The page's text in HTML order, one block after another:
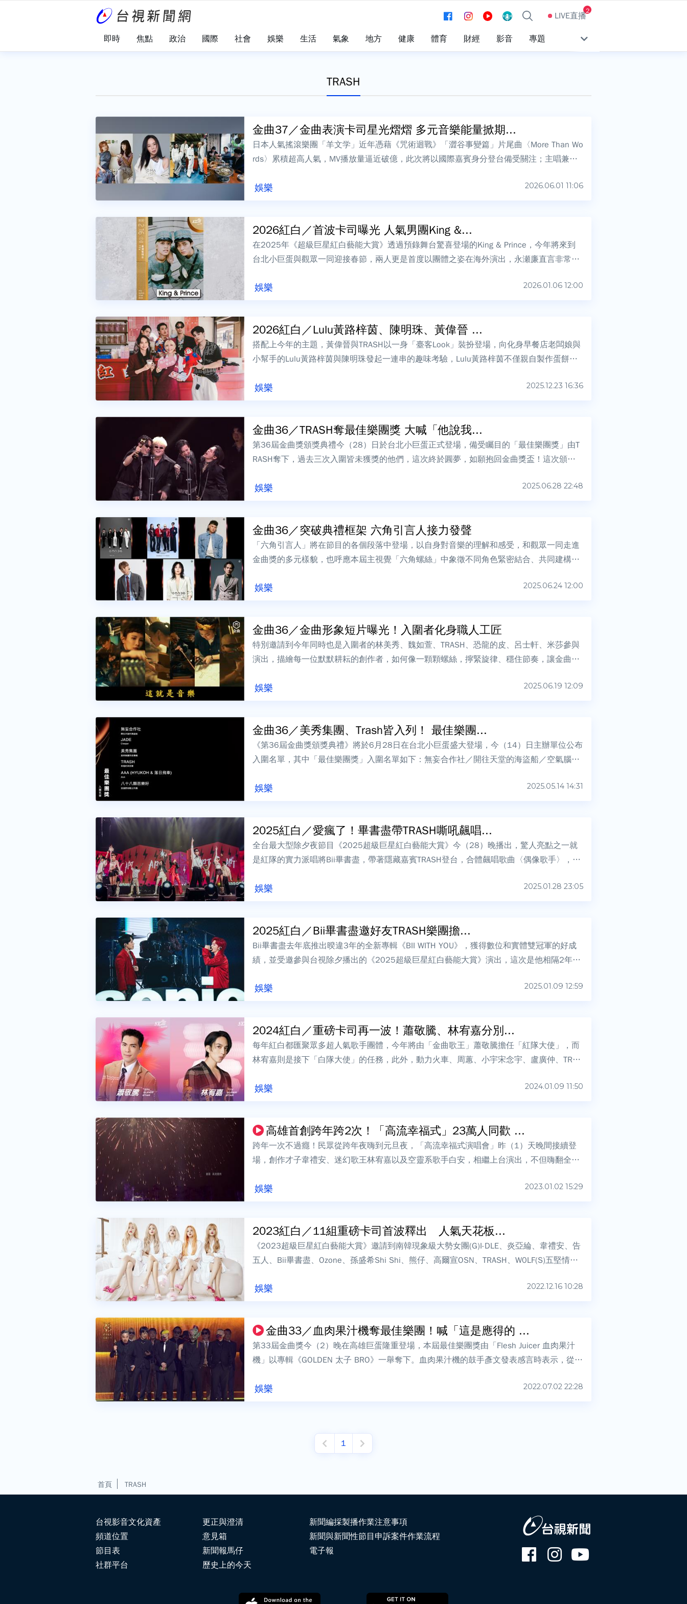
LIVE直播2
即時 焦點 政治 國際 社會 娛樂 生活 氣象 地方 健康 體育 財經 影音 專題
TRASH
娛樂
金曲37／金曲表演卡司星光熠熠 多元音樂能量掀期...
2026.06.01 11:06
日本人氣搖滾樂團「羊文学」近年憑藉《咒術迴戰》「澀谷事變篇」片尾曲〈More Than Wo
rds〉累積超高人氣，MV播放量逼近破億，此次將以國際嘉賓身分登台備受關注；主唱兼吉
娛樂
2026紅白／首波卡司曝光 人氣男團King &...
2026.01.06 12:00
在2025年《超級巨星紅白藝能大賞》透過預錄舞台驚喜登場的King & Prince，今年將來到
台北小巨蛋與觀眾一同迎接春節，兩人更是首度以團體之姿在海外演出，永瀬廉直言非常開
娛樂
2026紅白／Lulu黃路梓茵、陳明珠、黃偉晉 ...
2025.12.23 16:36
搭配上今年的主題，黃偉晉與TRASH以一身「臺客Look」裝扮登場，向化身早餐店老闆娘與
小幫手的Lulu黃路梓茵與陳明珠發起一連串的趣味考驗，Lulu黃路梓茵不僅親自製作蛋餅邀
娛樂
金曲36／TRASH奪最佳樂團獎 大喊「他說我...
2025.06.28 22:48
第36屆金曲獎頒獎典禮今（28）日於台北小巨蛋正式登場，備受矚目的「最佳樂團獎」由T
RASH奪下，過去三次入圍皆未獲獎的他們，這次終於圓夢，如願抱回金曲獎盃！這次頒獎
娛樂
金曲36／突破典禮框架 六角引言人接力發聲
2025.06.24 12:00
「六角引言人」將在節目的各個段落中登場，以自身對音樂的理解和感受，和觀眾一同走進
金曲獎的多元樣貌，也呼應本屆主視覺「六角螺絲」中象徵不同角色緊密結合、共同建構音
娛樂
金曲36／金曲形象短片曝光！入圍者化身職人工匠
2025.06.19 12:09
特別邀請到今年同時也是入圍者的林美秀、魏如萱、TRASH、恐龍的皮、呂士軒、米莎參與
演出，描繪每一位默默耕耘的創作者，如何像一顆顆螺絲，擰緊旋律、穩住節奏，讓金曲這
娛樂
金曲36／美秀集團、Trash皆入列！ 最佳樂團...
2025.05.14 14:31
《第36屆金曲獎頒獎典禮》將於6月28日在台北小巨蛋盛大登場，今（14）日主辦單位公布
入圍名單，其中「最佳樂團獎」入圍名單如下：無妄合作社／開往天堂的海盜船／空氣腦唱
娛樂
2025紅白／愛瘋了！畢書盡帶TRASH嘶吼飆唱...
2025.01.28 23:05
全台最大型除夕夜節目《2025超級巨星紅白藝能大賞》今（28）晚播出，驚人亮點之一就
是紅隊的實力派唱將Bii畢書盡，帶著隱藏嘉賓TRASH登台，合體飆唱歌曲〈偶像歌手〉，畢
娛樂
2025紅白／Bii畢書盡邀好友TRASH樂團擔...
2025.01.09 12:59
Bii畢書盡去年底推出暌違3年的全新專輯《BII WITH YOU》，獲得數位和實體雙冠軍的好成
績，並受邀參與台視除夕播出的《2025超級巨星紅白藝能大賞》演出，這次是他相隔2年再
娛樂
2024紅白／重磅卡司再一波！蕭敬騰、林宥嘉分別...
2024.01.09 11:50
每年紅白都匯聚眾多超人氣歌手團體，今年將由「金曲歌王」蕭敬騰擔任「紅隊大使」，而
林宥嘉則是接下「白隊大使」的任務，此外，動力火車、周蕙、小宇宋念宇、盧廣仲、TRAS
娛樂
高雄首創跨年跨2次！「高流幸福式」23萬人同歡 ...
2023.01.02 15:29
跨年一次不過癮！民眾從跨年夜嗨到元旦夜，「高流幸福式演唱會」昨（1）天晚間接續登
場，創作才子韋禮安、迷幻歌王林宥嘉以及空靈系歌手白安，相繼上台演出，不但嗨翻全
娛樂
2023紅白／11組重磅卡司首波釋出 人氣天花板...
2022.12.16 10:28
《2023超級巨星紅白藝能大賞》邀請到南韓現象級大勢女團(G)I-DLE、炎亞綸、韋禮安、告
五人、Bii畢書盡、Ozone、孫盛希Shi Shi、熊仔、高爾宣OSN、TRASH、W0LF(S)五堅情
娛樂
金曲33／血肉果汁機奪最佳樂團！喊「這是應得的 ...
2022.07.02 22:28
第33屆金曲獎今（2）晚在高雄巨蛋隆重登場，本屆最佳樂團獎由「Flesh Juicer 血肉果汁
機」以專輯《GOLDEN 太子 BRO》一舉奪下。血肉果汁機的鼓手彥文發表感言時表示，從來
1
首頁 TRASH
台視影音文化資產
頻道位置
節目表
社群平台
更正與澄清
意見箱
新聞報馬仔
歷史上的今天
新聞編採製播作業注意事項
新聞與新聞性節目申訴案件作業流程
電子報